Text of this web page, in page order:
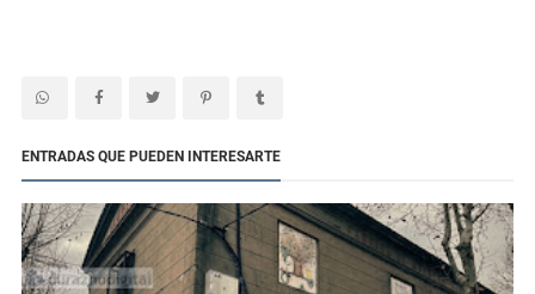
ENTRADAS QUE PUEDEN INTERESARTE